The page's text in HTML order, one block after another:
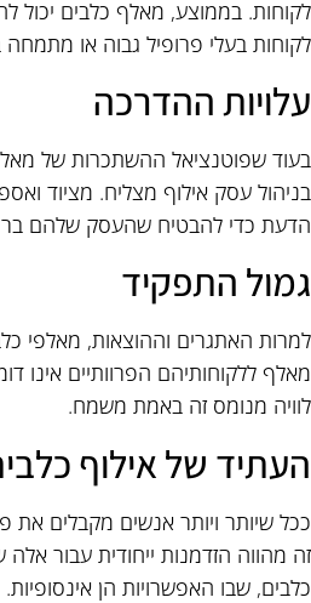
לקוחות. בממוצע, מאלף כלבים יכול
לקוחות בעלי פרופיל גבוה או מתמחה
עלויות ההדרכה
בעוד שפוטנציאל ההשתכרות של
בניהול עסק אילוף מצליח. מציוד
הדעת כדי להבטיח שהעסק שלהם בר
גמול התפקיד
למרות האתגרים וההוצאות, מאלפי
מאלף ללקוחותיהם הפרוותיים
לוויה מנומס זה באמת משמח.
העתיד של אילוף
ככל שיותר ויותר אנשים מקבלים את
זה מהווה הזדמנות ייחודית עבור
כלבים, שבו האפשרויות הן אינסופיות.